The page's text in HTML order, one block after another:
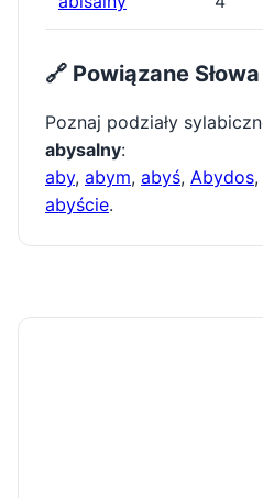
🔗 Powiązane Słowa
Poznaj podziały
abysalny:
aby, abym, abyś, Abydos,
abyście.